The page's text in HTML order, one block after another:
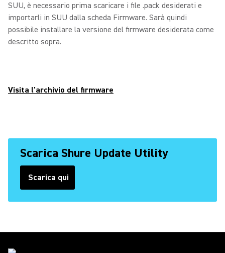
SUU, è necessario prima scaricare i file .pack desiderati e
importarli in SUU dalla scheda Firmware. Sarà quindi
possibile installare la versione del firmware desiderata come
descritto sopra.
Visita l'archivio del firmware
Scarica Shure Update Utility
Scarica qui